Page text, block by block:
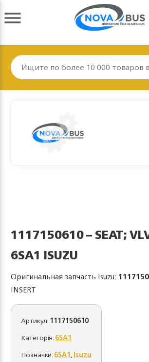
1117150610 – SEAT;
6SA1 ISUZU
Оригинальная запчасть Isuzu:
INSERT
Артикул:1117150610
Категорія:6SA1
Позначки:6SA1,Isuzu